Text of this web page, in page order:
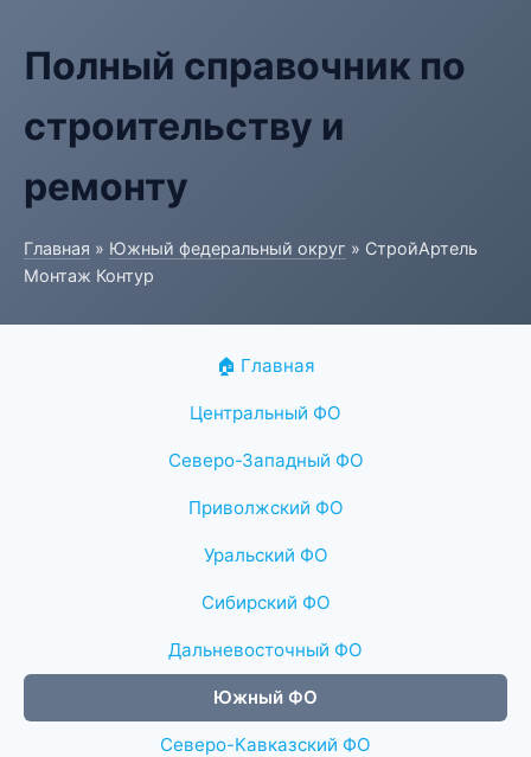
Полный справочник по
строительству и
ремонту
Главная » Южный федеральный округ » СтройАртель
Монтаж Контур
🏠 Главная
Центральный ФО
Северо-Западный ФО
Приволжский ФО
Уральский ФО
Сибирский ФО
Дальневосточный ФО
Южный ФО
Северо-Кавказский ФО